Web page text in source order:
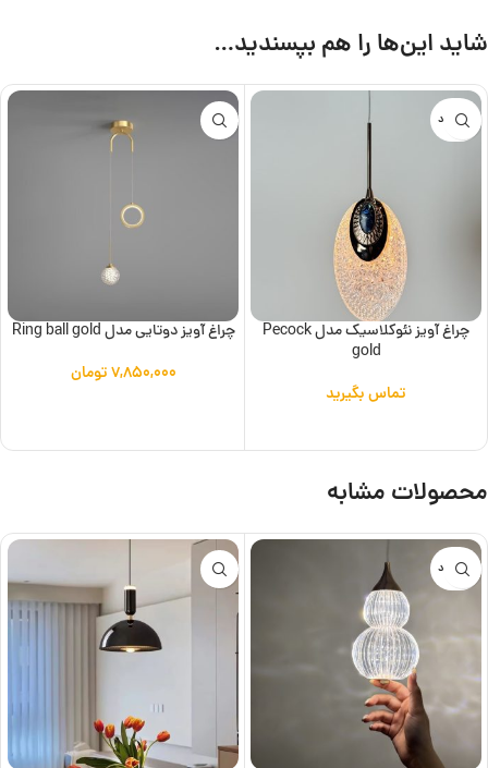
شاید این‌ها را هم بپسندید…
ناموجود
چراغ آویز نئوکلاسیک مدل Pecock
gold
تماس بگیرید
چراغ آویز دوتایی مدل Ring ball gold
۷,۸۵۰,۰۰۰تومان
محصولات مشابه
ناموجود